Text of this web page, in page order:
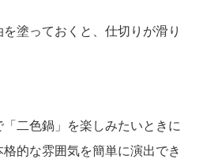
塗っておくと、仕切りが滑り
二色鍋」を楽しみたいときに
的な雰囲気を簡単に演出でき